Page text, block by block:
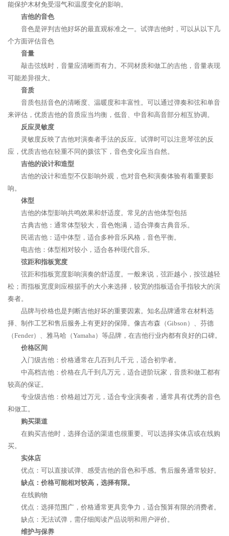
能保护木材免受湿气和温度变化的影响。
吉他的音色
音色是评判吉他好坏的最直观标准之一。试弹吉他时，可以从以下几
个方面评估音色
音量
敲击弦线时，音量应清晰而有力。不同材质和做工的吉他，音量表现
可能差异很大。
音质
音质包括音色的清晰度、温暖度和丰富性。可以通过弹奏和弦和单音
来评估，优质吉他的音质应当均衡，低音、中音和高音部分相互协调。
反应灵敏度
灵敏度反映了吉他对演奏者手法的反应。试弹时可以注意琴弦的反
应，优质吉他在轻重不同的拨弦下，音色变化应当自然。
吉他的设计和造型
吉他的设计和造型不仅影响外观，也对音色和演奏体验有着重要影
响。
体型
吉他的体型影响共鸣效果和舒适度。常见的吉他体型包括
古典吉他：通常体型较大，音色饱满，适合弹奏古典音乐。
民谣吉他：适中体型，适合多种音乐风格，音色平衡。
电吉他：体型相对较小，适合各种现代音乐。
弦距和指板宽度
弦距和指板宽度影响演奏的舒适度。一般来说，弦距越小，按弦越轻
松；而指板宽度则应根据手的大小来选择，较宽的指板适合手指较大的演
奏者。
品牌与价格也是判断吉他好坏的重要因素。知名品牌通常在材料选
择、制作工艺和售后服务上有更好的保障。像吉布森（Gibson）、芬德
（Fender）、雅马哈（Yamaha）等品牌，在吉他行业内都有良好的口碑。
价格区间
入门级吉他：价格通常在几百到几千元，适合初学者。
中高档吉他：价格在几千到几万元，适合进阶玩家，音质和做工都有
较高的保证。
专业级吉他：价格超过万元，适合专业演奏者，通常具有优秀的音色
和做工。
购买渠道
在购买吉他时，选择合适的渠道也很重要。可以选择实体店或在线购
买。
实体店
优点：可以直接试弹、感受吉他的音色和手感。售后服务通常较好。
缺点：价格可能相对较高，选择有限。
在线购物
优点：选择范围广，价格通常更具竞争力，适合预算有限的消费者。
缺点：无法试弹，需仔细阅读产品说明和用户评价。
维护与保养